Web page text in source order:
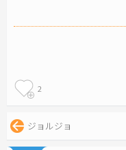
2
ジョルジョ